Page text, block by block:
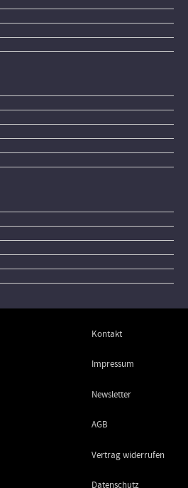
Kontakt
Impressum
Newsletter
AGB
Vertrag widerrufen
Datenschutz